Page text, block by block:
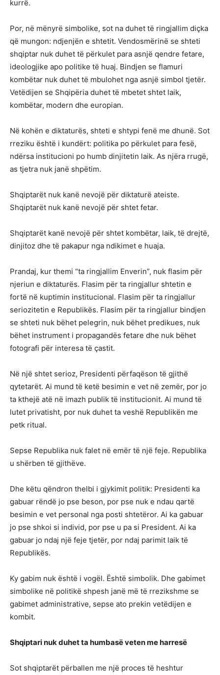
kurrë.
Por, në mënyrë simbolike, sot na duhet të ringjallim diçka
që mungon: ndjenjën e shtetit. Vendosmërinë se shteti
shqiptar nuk duhet të përkulet para asnjë qendre fetare,
ideologjike apo politike të huaj. Bindjen se flamuri
kombëtar nuk duhet të mbulohet nga asnjë simbol tjetër.
Vetëdijen se Shqipëria duhet të mbetet shtet laik,
kombëtar, modern dhe europian.
Në kohën e diktaturës, shteti e shtypi fenë me dhunë. Sot
rreziku është i kundërt: politika po përkulet para fesë,
ndërsa institucioni po humb dinjitetin laik. As njëra rrugë,
as tjetra nuk janë shpëtim.
Shqiptarët nuk kanë nevojë për diktaturë ateiste.
Shqiptarët nuk kanë nevojë për shtet fetar.
Shqiptarët kanë nevojë për shtet kombëtar, laik, të drejtë,
dinjitoz dhe të pakapur nga ndikimet e huaja.
Prandaj, kur themi “ta ringjallim Enverin”, nuk flasim për
njeriun e diktaturës. Flasim për ta ringjallur shtetin e
fortë në kuptimin institucional. Flasim për ta ringjallur
seriozitetin e Republikës. Flasim për ta ringjallur bindjen
se shteti nuk bëhet pelegrin, nuk bëhet predikues, nuk
bëhet instrument i propagandës fetare dhe nuk bëhet
fotografi për interesa të çastit.
Në një shtet serioz, Presidenti përfaqëson të gjithë
qytetarët. Ai mund të ketë besimin e vet në zemër, por jo
ta kthejë atë në imazh publik të institucionit. Ai mund të
lutet privatisht, por nuk duhet ta veshë Republikën me
petk ritual.
Sepse Republika nuk falet në emër të një feje. Republika
u shërben të gjithëve.
Dhe këtu qëndron thelbi i gjykimit politik: Presidenti ka
gabuar rëndë jo pse beson, por pse nuk e ndau qartë
besimin e vet personal nga posti shtetëror. Ai ka gabuar
jo pse shkoi si individ, por pse u pa si President. Ai ka
gabuar jo ndaj një feje tjetër, por ndaj parimit laik të
Republikës.
Ky gabim nuk është i vogël. Është simbolik. Dhe gabimet
simbolike në politikë shpesh janë më të rrezikshme se
gabimet administrative, sepse ato prekin vetëdijen e
kombit.
Shqiptari nuk duhet ta humbasë veten me harresë
Sot shqiptarët përballen me një proces të heshtur